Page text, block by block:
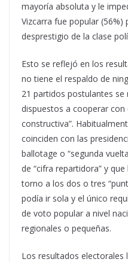
mayoría absoluta y le
Vizcarra fue popular
desprestigio de la clase
Esto se reflejó en los
no tiene el respaldo de
21 partidos postulantes
dispuestos a cooperar
constructiva”.
coinciden con las
ballotage o “segunda
de “cifra repartidora” y
torno a los dos o tres
podía ir sola y el único
de voto popular a nivel
regionales o pequeñas.
Los resultados electorales